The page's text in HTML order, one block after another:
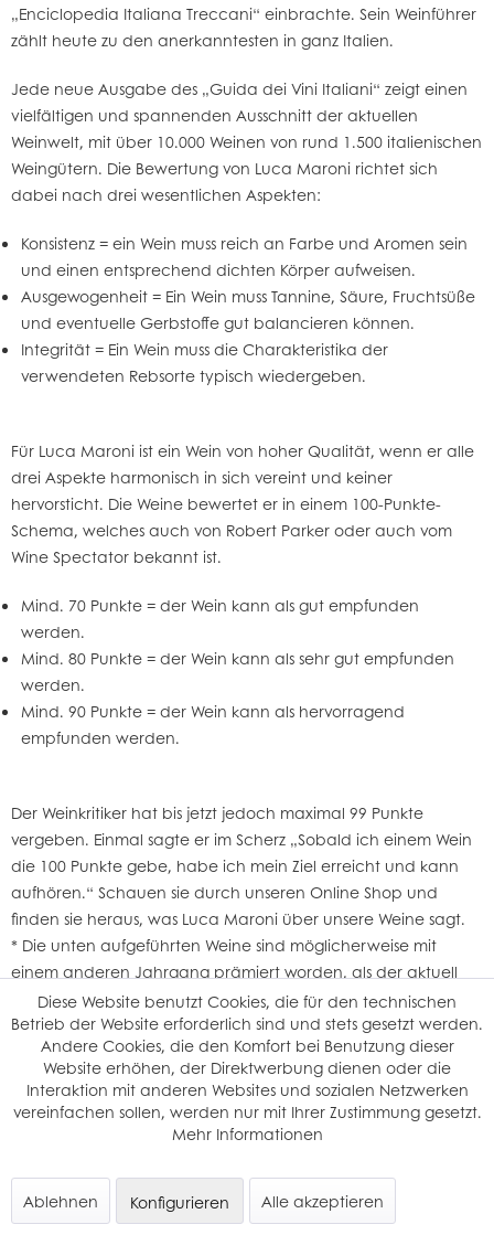
„Enciclopedia Italiana Treccani“ einbrachte. Sein Weinführer
zählt heute zu den anerkanntesten in ganz Italien.
Jede neue Ausgabe des „Guida dei Vini Italiani“ zeigt einen
vielfältigen und spannenden Ausschnitt der aktuellen
Weinwelt, mit über 10.000 Weinen von rund 1.500 italienischen
Weingütern. Die Bewertung von Luca Maroni richtet sich
dabei nach drei wesentlichen Aspekten:
Konsistenz = ein Wein muss reich an Farbe und Aromen sein
und einen entsprechend dichten Körper aufweisen.
Ausgewogenheit = Ein Wein muss Tannine, Säure, Fruchtsüße
und eventuelle Gerbstoffe gut balancieren können.
Integrität = Ein Wein muss die Charakteristika der
verwendeten Rebsorte typisch wiedergeben.
Für Luca Maroni ist ein Wein von hoher Qualität, wenn er alle
drei Aspekte harmonisch in sich vereint und keiner
hervorsticht. Die Weine bewertet er in einem 100-Punkte-
Schema, welches auch von Robert Parker oder auch vom
Wine Spectator bekannt ist.
Mind. 70 Punkte = der Wein kann als gut empfunden
werden.
Mind. 80 Punkte = der Wein kann als sehr gut empfunden
werden.
Mind. 90 Punkte = der Wein kann als hervorragend
empfunden werden.
Der Weinkritiker hat bis jetzt jedoch maximal 99 Punkte
vergeben. Einmal sagte er im Scherz „Sobald ich einem Wein
die 100 Punkte gebe, habe ich mein Ziel erreicht und kann
aufhören.“ Schauen sie durch unseren Online Shop und
finden sie heraus, was Luca Maroni über unsere Weine sagt.
* Die unten aufgeführten Weine sind möglicherweise mit
einem anderen Jahrgang prämiert worden, als der aktuell
lagernde.
Schneller Versand
ab 12 Flaschen versandkostenfrei (in D)
Diese Website benutzt Cookies, die für den technischen
Betrieb der Website erforderlich sind und stets gesetzt werden.
Andere Cookies, die den Komfort bei Benutzung dieser
Website erhöhen, der Direktwerbung dienen oder die
Interaktion mit anderen Websites und sozialen Netzwerken
vereinfachen sollen, werden nur mit Ihrer Zustimmung gesetzt.
Mehr Informationen
Ablehnen Alle akzeptieren
Konfigurieren